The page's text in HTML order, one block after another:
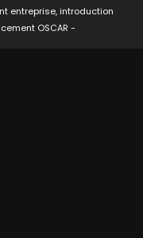
entreprise, introduction
OSCAR -